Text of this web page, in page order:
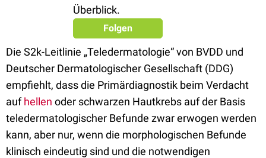
Überblick.
Folgen
Die S2k-Leitlinie „Teledermatologie“ von BVDD und
Deutscher Dermatologischer Gesellschaft (DDG)
empfiehlt, dass die Primärdiagnostik beim Verdacht
aufhellen oder schwarzen Hautkrebs auf der Basis
teledermatologischer Befunde zwar erwogen werden
kann, aber nur, wenn die morphologischen Befunde
klinisch eindeutig sind und die notwendigen